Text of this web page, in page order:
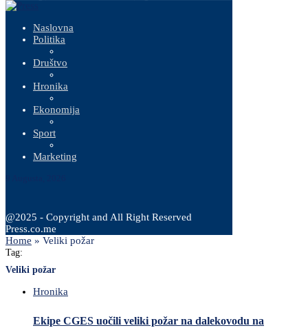
Naslovna
Politika
Društvo
Hronika
Ekonomija
Sport
Marketing
@2025 - Copyright and All Right Reserved
Press.co.me
Home » Veliki požar
Tag:
Veliki požar
Hronika
Ekipe CGES uočili veliki požar na dalekovodu na